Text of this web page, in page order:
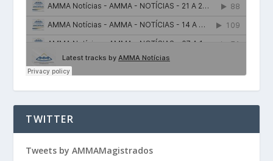
TWITTER
Tweets by AMMAMagistrados